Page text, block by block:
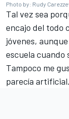
Photo by: Rudy
Tal vez sea
encajo del todo
jóvenes,
escuela cuando
Tampoco me
parecía artificial.